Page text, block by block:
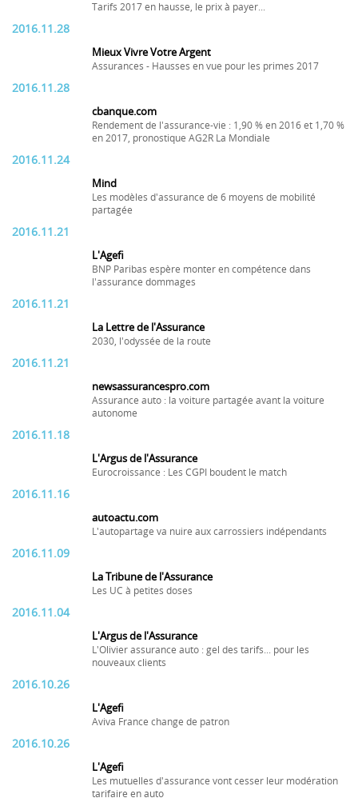
Tarifs 2017 en hausse, le prix à payer...
2016.11.28
Mieux Vivre Votre Argent
Assurances - Hausses en vue pour les primes 2017
2016.11.28
cbanque.com
Rendement de l'assurance-vie : 1,90 % en 2016 et 1,70 %
en 2017, pronostique AG2R La Mondiale
2016.11.24
Mind
Les modèles d'assurance de 6 moyens de mobilité
partagée
2016.11.21
L'Agefi
BNP Paribas espère monter en compétence dans
l'assurance dommages
2016.11.21
La Lettre de l'Assurance
2030, l'odyssée de la route
2016.11.21
newsassurancespro.com
Assurance auto : la voiture partagée avant la voiture
autonome
2016.11.18
L'Argus de l'Assurance
Eurocroissance : Les CGPI boudent le match
2016.11.16
autoactu.com
L'autopartage va nuire aux carrossiers indépendants
2016.11.09
La Tribune de l'Assurance
Les UC à petites doses
2016.11.04
L'Argus de l'Assurance
L'Olivier assurance auto : gel des tarifs... pour les
nouveaux clients
2016.10.26
L'Agefi
Aviva France change de patron
2016.10.26
L'Agefi
Les mutuelles d'assurance vont cesser leur modération
tarifaire en auto